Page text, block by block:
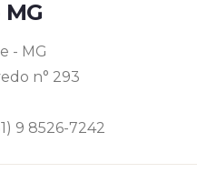
- MG
n° 293
9 8526-7242